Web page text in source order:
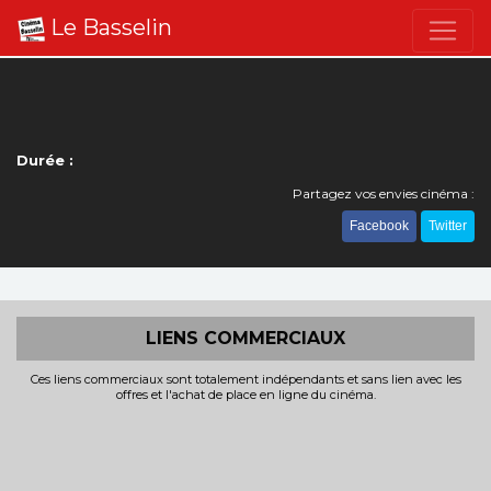
Le Basselin
Durée :
Partagez vos envies cinéma :
Facebook Twitter
LIENS COMMERCIAUX
Ces liens commerciaux sont totalement indépendants et sans lien avec les
offres et l'achat de place en ligne du cinéma.